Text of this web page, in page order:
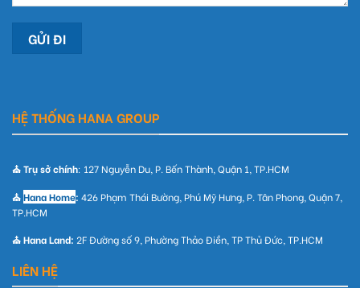
HỆ THỐNG HANA GROUP
⛪ Trụ sở chính: 127 Nguyễn Du, P. Bến Thành, Quận 1, TP.HCM
⛪Hana Home: 426 Phạm Thái Bường, Phú Mỹ Hưng, P. Tân Phong, Quận 7,
TP.HCM
⛪ Hana Land: 2F Đường số 9, Phường Thảo Điền, TP Thủ Đức, TP.HCM
LIÊN HỆ